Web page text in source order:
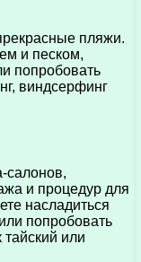
пляжи.
и песком,
попробовать
виндсерфинг
салонов,
и процедур для
насладиться
попробовать
тайский или